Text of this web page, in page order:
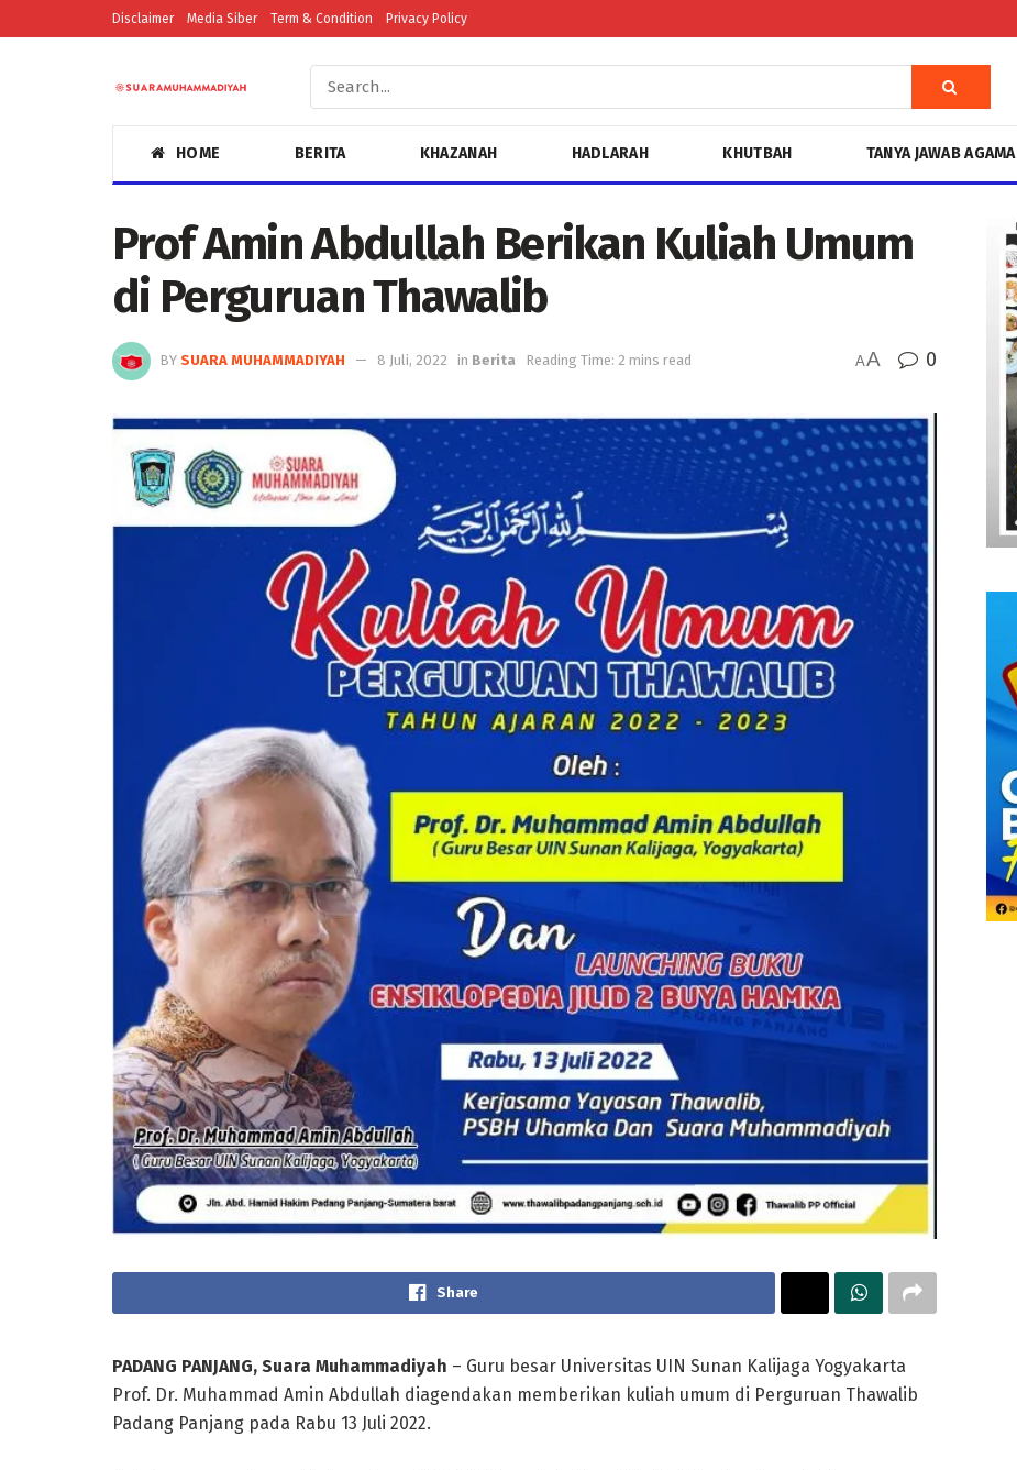
Disclaimer Media Siber Term & Condition Privacy Policy
HOME BERITA KHAZANAH HADLARAH KHUTBAH TANYA JAWAB AGAMA
Prof Amin Abdullah Berikan Kuliah Umum
di Perguruan Thawalib
BY SUARA MUHAMMADIYAH 8 Juli, 2022 in Berita Reading Time: 2 mins read AA 0
Share
PADANG PANJANG, Suara Muhammadiyah – Guru besar Universitas UIN Sunan Kalijaga Yogyakarta
Prof. Dr. Muhammad Amin Abdullah diagendakan memberikan kuliah umum di Perguruan Thawalib
Padang Panjang pada Rabu 13 Juli 2022.